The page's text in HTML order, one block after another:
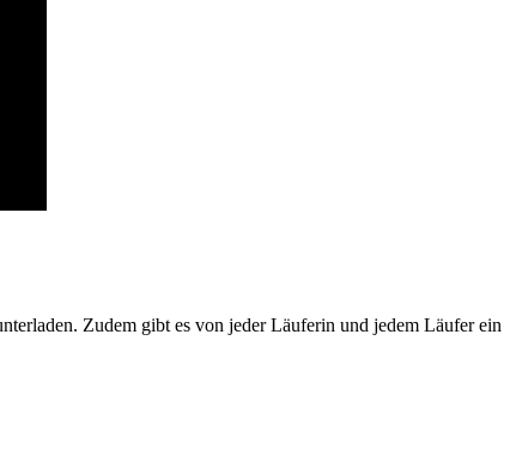
Zudem gibt es von jeder Läuferin und jedem Läufer ein